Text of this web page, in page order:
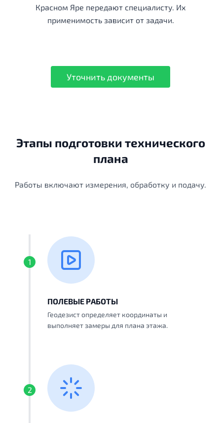
Красном Яре передают специалисту. Их
применимость зависит от задачи.
Уточнить документы
Этапы подготовки технического
плана
Работы включают измерения, обработку и подачу.
1
ПОЛЕВЫЕ РАБОТЫ
Геодезист определяет координаты и
выполняет замеры для плана этажа.
2